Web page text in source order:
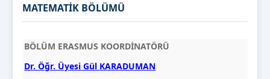
MATEMATİK BÖLÜMÜ
BÖLÜM ERASMUS KOORDİNATÖRÜ
Dr. Öğr. Üyesi Gül KARADUMAN